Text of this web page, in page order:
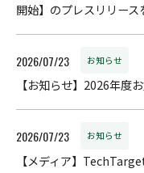
開始】のプレスリリース
2026/07/23 お知らせ
【お知らせ】2026年度
2026/07/23 お知らせ
【メディア】